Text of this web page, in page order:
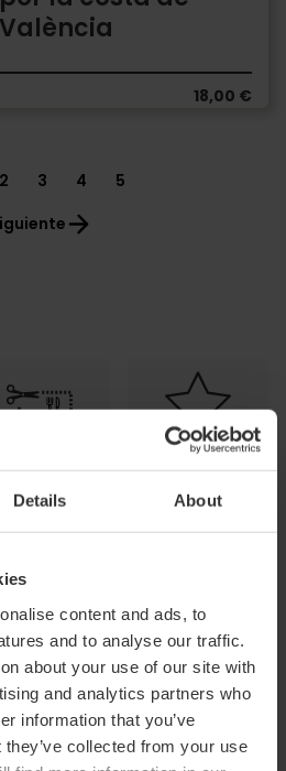
Details About
content and ads, to
and to analyse our traffic.
about your use of our site with
and analytics partners who
information that you’ve
collected from your use
València
18,00 €
Page
2 Page
3 Page
4 Page
5
Cómo
ahorrar
Cómo se
utiliza